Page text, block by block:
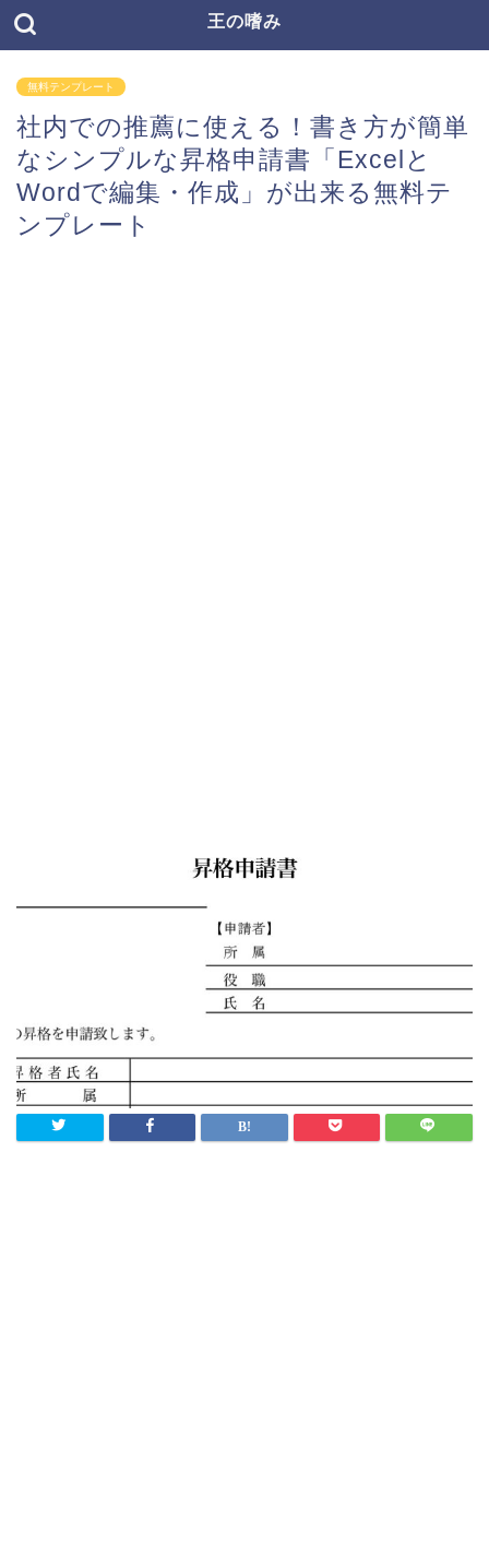
王の嗜み
無料テンプレート
社内での推薦に使える！書き方が簡単
なシンプルな昇格申請書「Excelと
Wordで編集・作成」が出来る無料テ
ンプレート